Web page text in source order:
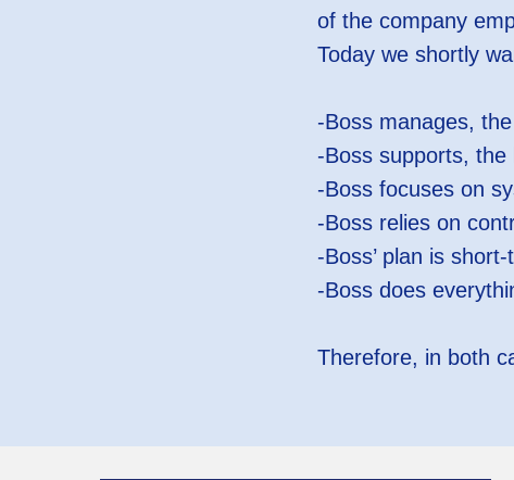
of the company
Today we shortly
-Boss manages,
-Boss supports, the
-Boss focuses on
-Boss relies on
-Boss’ plan is
-Boss does
Therefore, in both